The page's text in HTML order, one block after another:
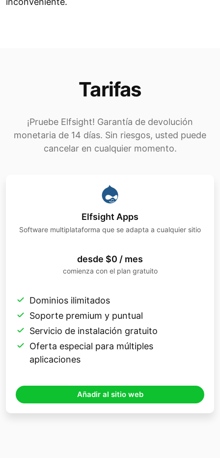
Tarifas
¡Pruebe Elfsight! Garantía de devolución
monetaria de 14 días. Sin riesgos, usted puede
cancelar en cualquier momento.
Elfsight Apps
Software multiplataforma que se adapta a cualquier sitio
desde $0 / mes
comienza con el plan gratuito
Dominios ilimitados
Soporte premium y puntual
Servicio de instalación gratuito
Oferta especial para múltiples
aplicaciones
Añadir al sitio web